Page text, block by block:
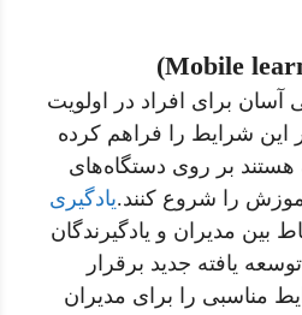
برای افراد در اولویت
این شرایط را فراهم کرده
هستند بر روی دستگاه‌های
را شروع کنند.یادگیری
بین مدیران و یادگیرندگان
یافته جدید برقرار
مناسبی را برای مدیران